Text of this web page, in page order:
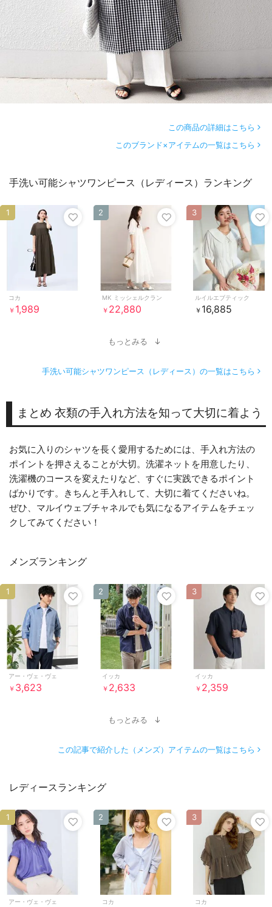
この商品の詳細はこちら
このブランド×アイテムの一覧はこちら
手洗い可能シャツワンピース（レディース）ランキング
コカ
￥ 1,989
1
MK ミッシェルクラン
￥ 22,880
2
ルイルエブティック
￥ 16,885
3
もっとみる
手洗い可能シャツワンピース（レディース）の一覧はこちら
まとめ 衣類の手入れ方法を知って大切に着よう
お気に入りのシャツを長く愛用するためには、手入れ方法の
ポイントを押さえることが大切。洗濯ネットを用意したり、
洗濯機のコースを変えたりなど、すぐに実践できるポイント
ばかりです。きちんと手入れして、大切に着てくださいね。
ぜひ、マルイウェブチャネルでも気になるアイテムをチェッ
クしてみてください！
メンズランキング
アー・ヴェ・ヴェ
￥ 3,623
1
イッカ
￥ 2,633
2
イッカ
￥ 2,359
3
もっとみる
この記事で紹介した（メンズ）アイテムの一覧はこちら
レディースランキング
アー・ヴェ・ヴェ
1
コカ
2
コカ
3